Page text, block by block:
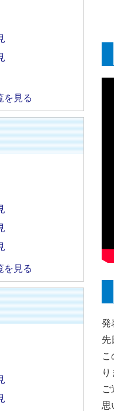
を見る
を見る
発
先
こ
り
ご
思